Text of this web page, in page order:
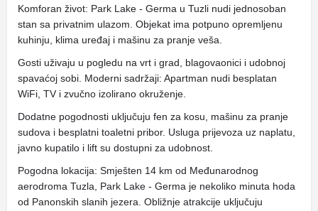
Komforan život: Park Lake - Germa u Tuzli nudi jednosoban
stan sa privatnim ulazom. Objekat ima potpuno opremljenu
kuhinju, klima uređaj i mašinu za pranje veša.
Gosti uživaju u pogledu na vrt i grad, blagovaonici i udobnoj
spavaćoj sobi. Moderni sadržaji: Apartman nudi besplatan
WiFi, TV i zvučno izolirano okruženje.
Dodatne pogodnosti uključuju fen za kosu, mašinu za pranje
sudova i besplatni toaletni pribor. Usluga prijevoza uz naplatu,
javno kupatilo i lift su dostupni za udobnost.
Pogodna lokacija: Smješten 14 km od Međunarodnog
aerodroma Tuzla, Park Lake - Germa je nekoliko minuta hoda
od Panonskih slanih jezera. Obližnje atrakcije uključuju